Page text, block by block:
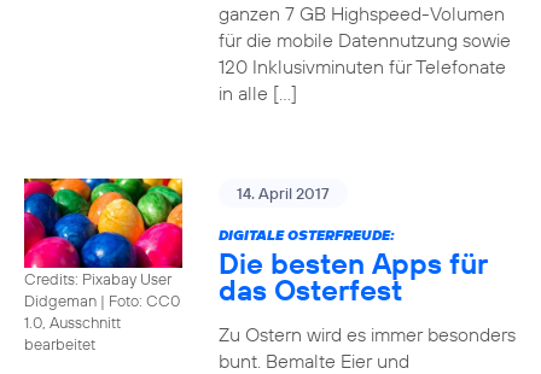
ganzen 7 GB Highspeed-Volumen
für die mobile Datennutzung sowie
120 Inklusivminuten für Telefonate
in alle […]
Credits: Pixabay User
Didgeman | Foto: CC0
1.0, Ausschnitt
bearbeitet
14. April 2017
DIGITALE OSTERFREUDE:
Die besten Apps für
das Osterfest
Zu Ostern wird es immer besonders
bunt. Bemalte Eier und